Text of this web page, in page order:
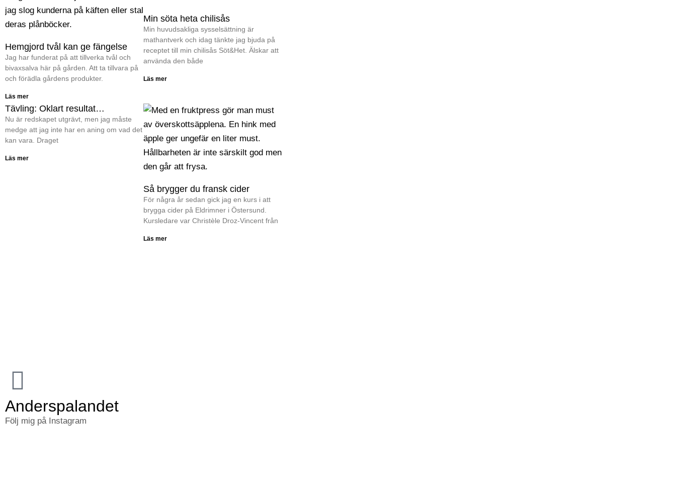
Hemgjord tvål kan ge fängelse
Jag har funderat på att tillverka tvål och
bivaxsalva här på gården. Att ta tillvara på
och förädla gårdens produkter.
Läs mer
Min söta heta chilisås
Min huvudsakliga sysselsättning är
mathantverk och idag tänkte jag bjuda på
receptet till min chilisås Söt&Het. Älskar att
använda den både
Läs mer
Tävling: Oklart resultat…
Nu är redskapet utgrävt, men jag måste
medge att jag inte har en aning om vad det
kan vara. Draget
Läs mer
Så brygger du fransk cider
För några år sedan gick jag en kurs i att
brygga cider på Eldrimner i Östersund.
Kursledare var Christèle Droz-Vincent från
Läs mer
Anderspalandet
Följ mig på Instagram